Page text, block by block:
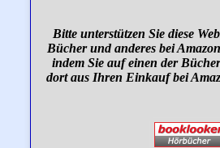
Bitte unterstützen Sie diese
Bücher und anderes bei
indem Sie auf einen der
dort aus Ihren Einkauf bei